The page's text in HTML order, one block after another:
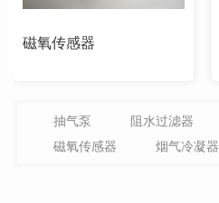
磁氧传感器
抽气泵 阻水过滤器
磁氧传感器
烟气冷凝器